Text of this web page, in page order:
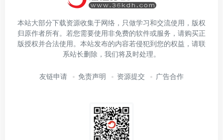
本站大部分下载资源收集于网络，只做学习和交流使用，版权
归原作者所有。若您需要使用非免费的软件或服务，请购买正
版授权并合法使用。本站发布的内容若侵犯到您的权益，请联
系站长删除，我们将及时处理。
友链申请 免责声明 资源提交 广告合作